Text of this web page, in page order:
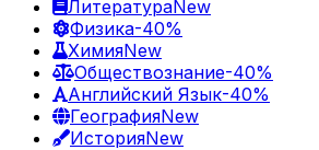
ЛитератураNew
Физика-40%
ХимияNew
Обществознание-40%
Английский Язык-40%
ГеографияNew
ИсторияNew